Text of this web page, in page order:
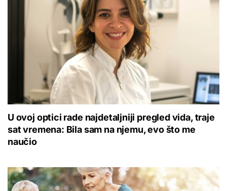
U ovoj optici rade najdetaljniji pregled vida, traje
sat vremena: Bila sam na njemu, evo što me
naučio